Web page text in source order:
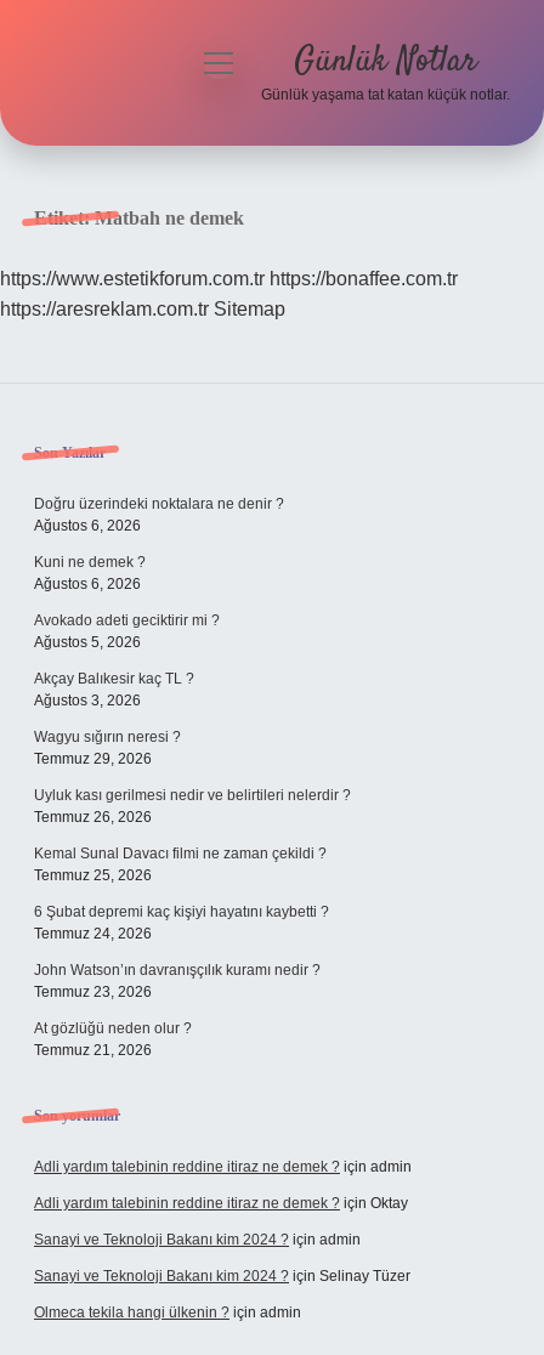
Hakkımızda
menüyü
Günlük Notlar
Günlük yaşama tat katan küçük notlar.
Etiket:Matbah ne demek
https://www.estetikforum.com.tr https://bonaffee.com.tr
https://aresreklam.com.tr Sitemap
Sidebar
Son Yazılar
Doğru üzerindeki noktalara ne denir ?
Ağustos 6, 2026
Kuni ne demek ?
Ağustos 6, 2026
Avokado adeti geciktirir mi ?
Ağustos 5, 2026
Akçay Balıkesir kaç TL ?
Ağustos 3, 2026
Wagyu sığırın neresi ?
Temmuz 29, 2026
Uyluk kası gerilmesi nedir ve belirtileri nelerdir ?
Temmuz 26, 2026
Kemal Sunal Davacı filmi ne zaman çekildi ?
Temmuz 25, 2026
6 Şubat depremi kaç kişiyi hayatını kaybetti ?
Temmuz 24, 2026
John Watson’ın davranışçılık kuramı nedir ?
Temmuz 23, 2026
At gözlüğü neden olur ?
Temmuz 21, 2026
Son yorumlar
Adli yardım talebinin reddine itiraz ne demek ? için admin
Adli yardım talebinin reddine itiraz ne demek ? için Oktay
Sanayi ve Teknoloji Bakanı kim 2024 ? için admin
Sanayi ve Teknoloji Bakanı kim 2024 ? için Selinay Tüzer
Olmeca tekila hangi ülkenin ? için admin